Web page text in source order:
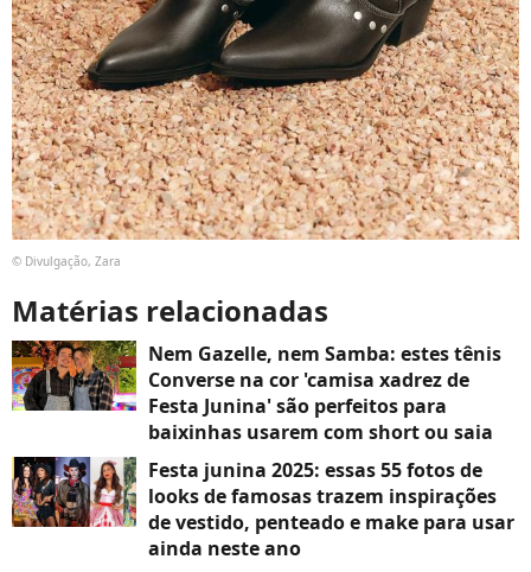
© Divulgação, Zara
Matérias relacionadas
Nem Gazelle, nem Samba: estes tênis
Converse na cor 'camisa xadrez de
Festa Junina' são perfeitos para
baixinhas usarem com short ou saia
Festa junina 2025: essas 55 fotos de
looks de famosas trazem inspirações
de vestido, penteado e make para usar
ainda neste ano